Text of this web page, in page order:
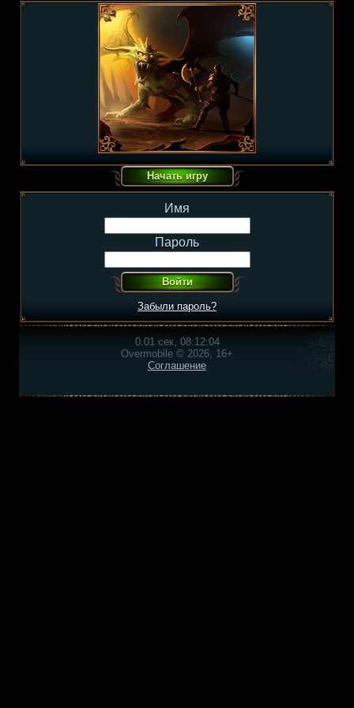
Имя
Пароль
Забыли пароль?
0.01 сек, 08:12:04
Overmobile © 2026, 16+
Соглашение